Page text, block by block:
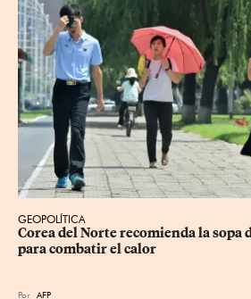
GEOPOLÍTICA
Corea del Norte recomienda la sopa
para combatir el calor
Por AFP